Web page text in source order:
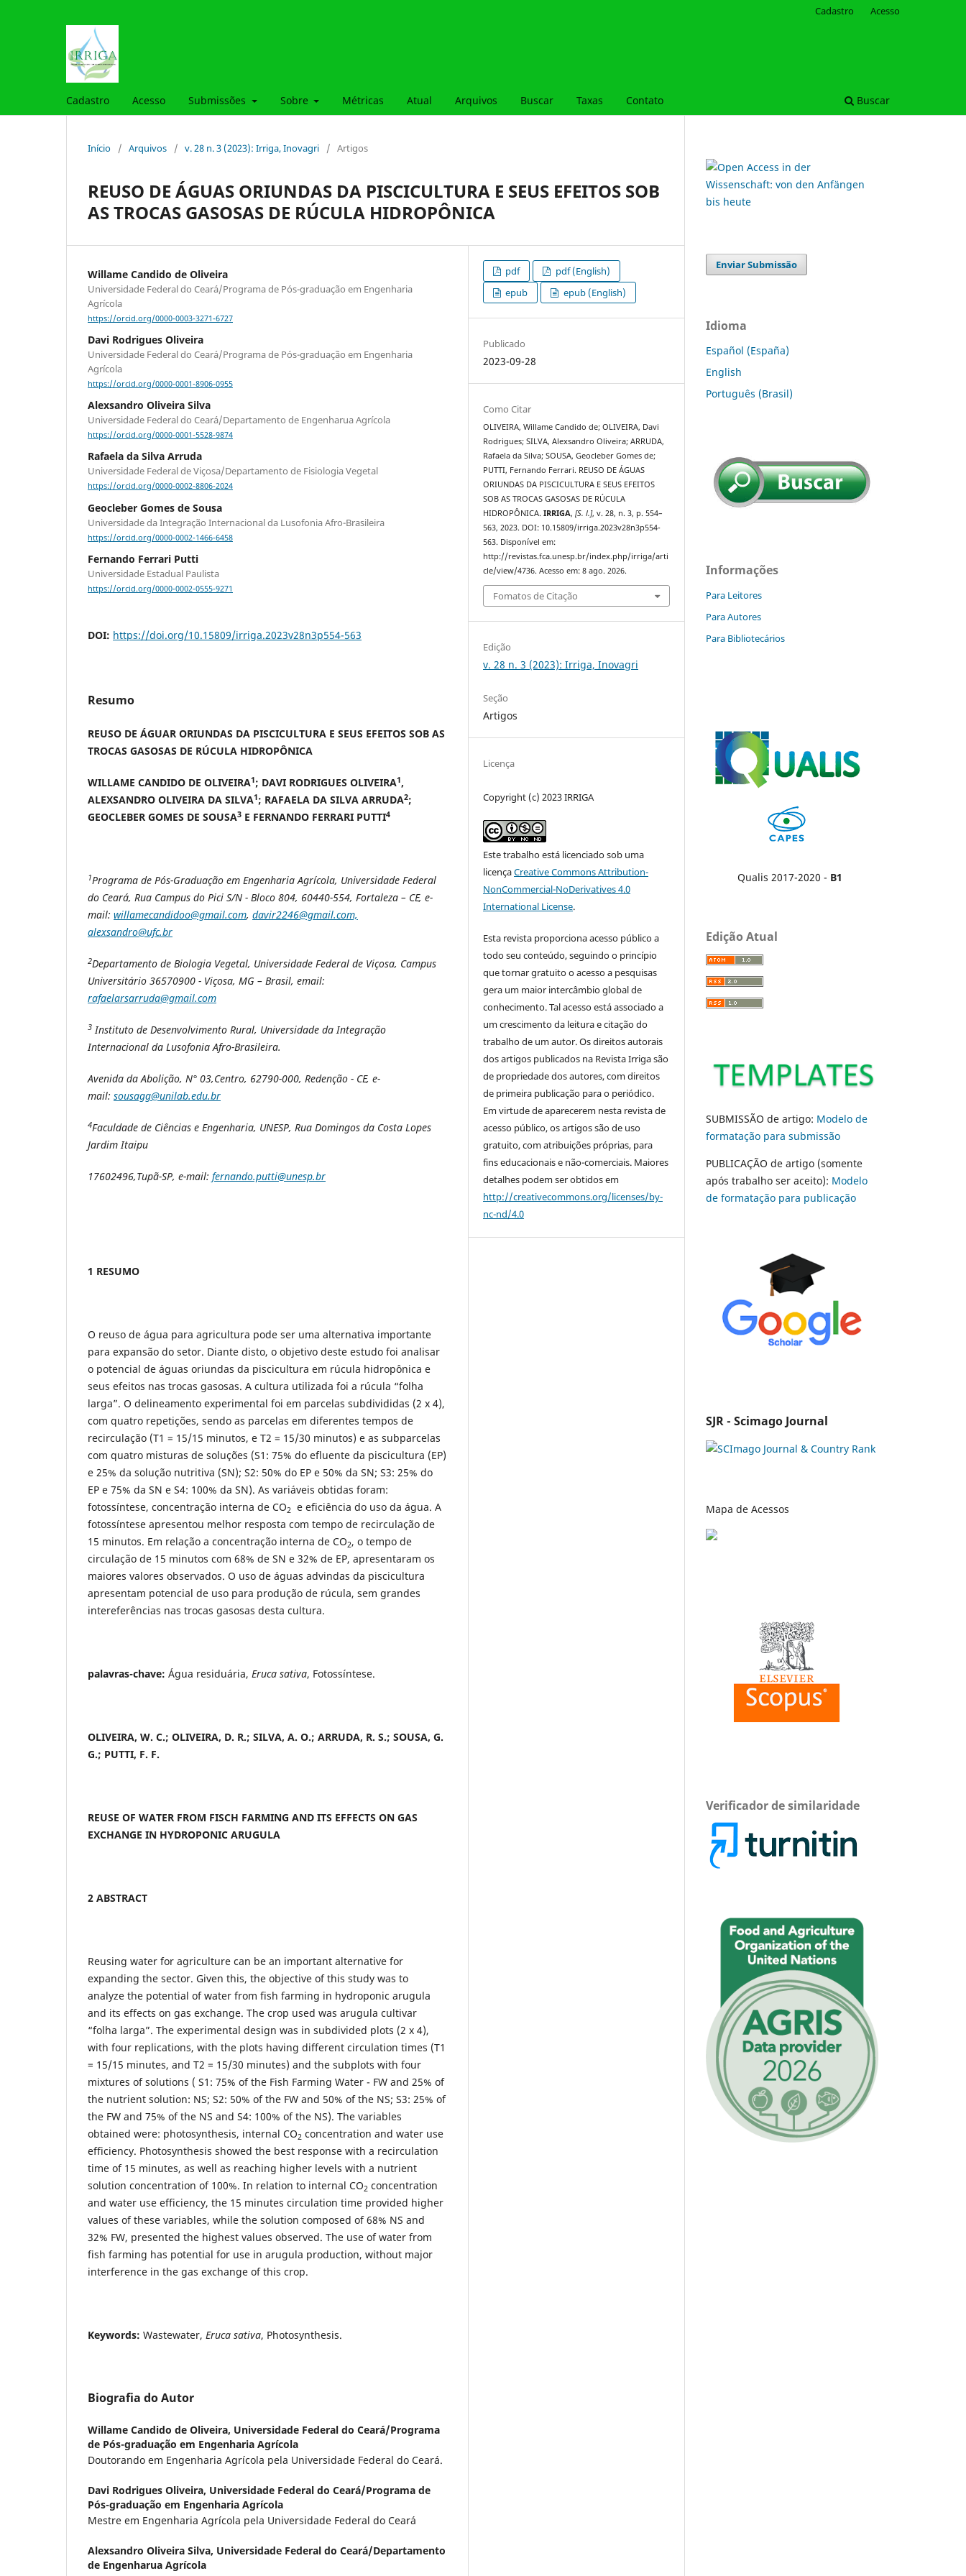
Cadastro Acesso Submissões Sobre Métricas Atual Arquivos Buscar Taxas Contato Buscar
Cadastro Acesso
Início / Arquivos / v. 28 n. 3 (2023): Irriga, Inovagri / Artigos
REUSO DE ÁGUAS ORIUNDAS DA PISCICULTURA E SEUS EFEITOS SOB
AS TROCAS GASOSAS DE RÚCULA HIDROPÔNICA
Willame Candido de Oliveira
Universidade Federal do Ceará/Programa de Pós-graduação em Engenharia
Agrícola
https://orcid.org/0000-0003-3271-6727
Davi Rodrigues Oliveira
Universidade Federal do Ceará/Programa de Pós-graduação em Engenharia
Agrícola
https://orcid.org/0000-0001-8906-0955
Alexsandro Oliveira Silva
Universidade Federal do Ceará/Departamento de Engenharua Agrícola
https://orcid.org/0000-0001-5528-9874
Rafaela da Silva Arruda
Universidade Federal de Viçosa/Departamento de Fisiologia Vegetal
https://orcid.org/0000-0002-8806-2024
Geocleber Gomes de Sousa
Universidade da Integração Internacional da Lusofonia Afro-Brasileira
https://orcid.org/0000-0002-1466-6458
Fernando Ferrari Putti
Universidade Estadual Paulista
https://orcid.org/0000-0002-0555-9271
DOI: https://doi.org/10.15809/irriga.2023v28n3p554-563
Resumo
REUSO DE ÁGUAR ORIUNDAS DA PISCICULTURA E SEUS EFEITOS SOB AS
TROCAS GASOSAS DE RÚCULA HIDROPÔNICA
WILLAME CANDIDO DE OLIVEIRA1; DAVI RODRIGUES OLIVEIRA1,
ALEXSANDRO OLIVEIRA DA SILVA1; RAFAELA DA SILVA ARRUDA2;
GEOCLEBER GOMES DE SOUSA3 E FERNANDO FERRARI PUTTI4
1Programa de Pós-Graduação em Engenharia Agrícola, Universidade Federal
do Ceará, Rua Campus do Pici S/N - Bloco 804, 60440-554, Fortaleza – CE, e-
mail: willamecandidoo@gmail.com, davir2246@gmail.com,
alexsandro@ufc.br
2Departamento de Biologia Vegetal, Universidade Federal de Viçosa, Campus
Universitário 36570900 - Viçosa, MG – Brasil, email:
rafaelarsarruda@gmail.com
3 Instituto de Desenvolvimento Rural, Universidade da Integração
Internacional da Lusofonia Afro-Brasileira.
Avenida da Abolição, N° 03,Centro, 62790-000, Redenção - CE, e-
mail: sousagg@unilab.edu.br
4Faculdade de Ciências e Engenharia, UNESP, Rua Domingos da Costa Lopes
Jardim Itaipu
17602496,Tupã-SP, e-mail: fernando.putti@unesp.br
1 RESUMO
O reuso de água para agricultura pode ser uma alternativa importante
para expansão do setor. Diante disto, o objetivo deste estudo foi analisar
o potencial de águas oriundas da piscicultura em rúcula hidropônica e
seus efeitos nas trocas gasosas. A cultura utilizada foi a rúcula “folha
larga”. O delineamento experimental foi em parcelas subdivididas (2 x 4),
com quatro repetições, sendo as parcelas em diferentes tempos de
recirculação (T1 = 15/15 minutos, e T2 = 15/30 minutos) e as subparcelas
com quatro misturas de soluções (S1: 75% do efluente da piscicultura (EP)
e 25% da solução nutritiva (SN); S2: 50% do EP e 50% da SN; S3: 25% do
EP e 75% da SN e S4: 100% da SN). As variáveis obtidas foram:
fotossíntese, concentração interna de CO2
e eficiência do uso da água. A
fotossíntese apresentou melhor resposta com tempo de recirculação de
15 minutos. Em relação a concentração interna de CO2, o tempo de
circulação de 15 minutos com 68% de SN e 32% de EP, apresentaram os
maiores valores observados. O uso de águas advindas da piscicultura
apresentam potencial de uso para produção de rúcula, sem grandes
intereferências nas trocas gasosas desta cultura.
palavras-chave: Água residuária, Eruca sativa, Fotossíntese.
OLIVEIRA, W. C.; OLIVEIRA, D. R.; SILVA, A. O.; ARRUDA, R. S.; SOUSA, G.
G.; PUTTI, F. F.
REUSE OF WATER FROM FISCH FARMING AND ITS EFFECTS ON GAS
EXCHANGE IN HYDROPONIC ARUGULA
2 ABSTRACT
Reusing water for agriculture can be an important alternative for
expanding the sector. Given this, the objective of this study was to
analyze the potential of water from fish farming in hydroponic arugula
and its effects on gas exchange. The crop used was arugula cultivar
“folha larga”. The experimental design was in subdivided plots (2 x 4),
with four replications, with the plots having different circulation times (T1
= 15/15 minutes, and T2 = 15/30 minutes) and the subplots with four
mixtures of solutions ( S1: 75% of the Fish Farming Water - FW and 25% of
the nutrient solution: NS; S2: 50% of the FW and 50% of the NS; S3: 25% of
the FW and 75% of the NS and S4: 100% of the NS). The variables
obtained were: photosynthesis, internal CO2 concentration and water use
efficiency. Photosynthesis showed the best response with a recirculation
time of 15 minutes, as well as reaching higher levels with a nutrient
solution concentration of 100%. In relation to internal CO2 concentration
and water use efficiency, the 15 minutes circulation time provided higher
values ​​of these variables, while the solution composed of 68% NS and
32% FW, presented the highest values ​​observed. The use of water from
fish farming has potential for use in arugula production, without major
interference in the gas exchange of this crop.
Keywords: Wastewater, Eruca sativa, Photosynthesis.
Biografia do Autor
Willame Candido de Oliveira, Universidade Federal do Ceará/Programa
de Pós-graduação em Engenharia Agrícola
Doutorando em Engenharia Agrícola pela Universidade Federal do Ceará.
Davi Rodrigues Oliveira, Universidade Federal do Ceará/Programa de
Pós-graduação em Engenharia Agrícola
Mestre em Engenharia Agrícola pela Universidade Federal do Ceará
Alexsandro Oliveira Silva, Universidade Federal do Ceará/Departamento
de Engenharua Agrícola
pdf
pdf (English)
epub
epub (English)
Publicado
2023-09-28
Como Citar
OLIVEIRA, Willame Candido de; OLIVEIRA, Davi
Rodrigues; SILVA, Alexsandro Oliveira; ARRUDA,
Rafaela da Silva; SOUSA, Geocleber Gomes de;
PUTTI, Fernando Ferrari. REUSO DE ÁGUAS
ORIUNDAS DA PISCICULTURA E SEUS EFEITOS
SOB AS TROCAS GASOSAS DE RÚCULA
HIDROPÔNICA.IRRIGA,[S. l.], v. 28, n. 3, p. 554–
563, 2023. DOI: 10.15809/irriga.2023v28n3p554-
563. Disponível em:
http://revistas.fca.unesp.br/index.php/irriga/arti
cle/view/4736. Acesso em: 8 ago. 2026.
Fomatos de Citação
Edição
v. 28 n. 3 (2023): Irriga, Inovagri
Seção
Artigos
Licença
Copyright (c) 2023 IRRIGA
Este trabalho está licenciado sob uma
licençaCreative Commons Attribution-
NonCommercial-NoDerivatives 4.0
International License.
Esta revista proporciona acesso público a
todo seu conteúdo, seguindo o princípio
que tornar gratuito o acesso a pesquisas
gera um maior intercâmbio global de
conhecimento. Tal acesso está associado a
um crescimento da leitura e citação do
trabalho de um autor. Os direitos autorais
dos artigos publicados na Revista Irriga são
de propriedade dos autores, com direitos
de primeira publicação para o periódico.
Em virtude de aparecerem nesta revista de
acesso público, os artigos são de uso
gratuito, com atribuições próprias, para
fins educacionais e não-comerciais. Maiores
detalhes podem ser obtidos em
http://creativecommons.org/licenses/by-
nc-nd/4.0
Enviar Submissão
Idioma
Español (España)
English
Português (Brasil)
Informações
Para Leitores
Para Autores
Para Bibliotecários
Qualis 2017-2020 - B1
Edição Atual
SUBMISSÃO de artigo: Modelo de
formatação para submissão
PUBLICAÇÃO de artigo (somente
após trabalho ser aceito): Modelo
de formatação para publicação
SJR - Scimago Journal
Mapa de Acessos
Verificador de similaridade